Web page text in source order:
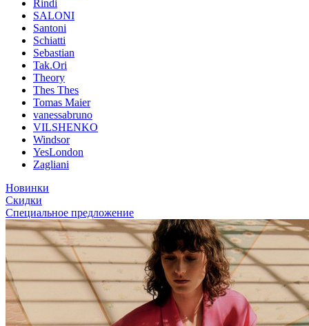
Rindi
SALONI
Santoni
Schiatti
Sebastian
Tak.Ori
Theory
Thes Thes
Tomas Maier
vanessabruno
VILSHENKO
Windsor
YesLondon
Zagliani
Новинки
Скидки
Специальное предложение